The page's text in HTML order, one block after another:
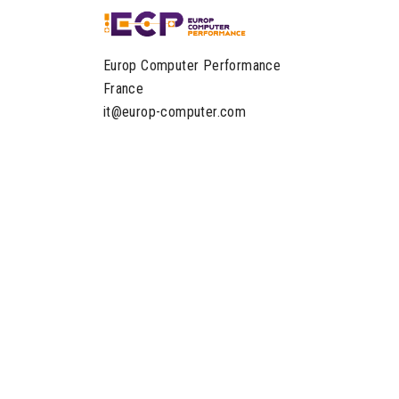
Europ Computer Performance
France
it@europ-computer.com